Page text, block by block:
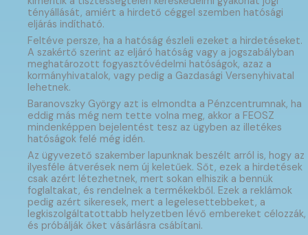
tényállását, amiért a hirdető céggel szemben hatósági
eljárás indítható.
Feltéve persze, ha a hatóság észleli ezeket a hirdetéseket.
A szakértő szerint az eljáró hatóság vagy a jogszabályban
meghatározott fogyasztóvédelmi hatóságok, azaz a
kormányhivatalok, vagy pedig a Gazdasági Versenyhivatal
lehetnek.
Baranovszky György azt is elmondta a Pénzcentrumnak, ha
eddig más még nem tette volna meg, akkor a FEOSZ
mindenképpen bejelentést tesz az ügyben az illetékes
hatóságok felé még idén.
Az ügyvezető szakember lapunknak beszélt arról is, hogy az
ilyesféle átverések nem új keletűek. Sőt, ezek a hirdetések
csak azért létezhetnek, mert sokan elhiszik a bennük
foglaltakat, és rendelnek a termékekből. Ezek a reklámok
pedig azért sikeresek, mert a legelesettebbeket, a
legkiszolgáltatottabb helyzetben lévő embereket célozzák,
és próbálják őket vásárlásra csábítani.